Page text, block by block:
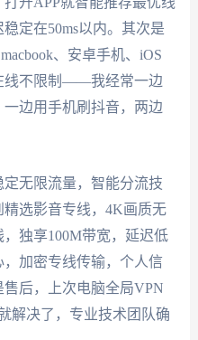
定在50ms以内。其次是
、安卓手机、iOS
线不限制——我经常一边
边用手机刷抖音，两边
无限流量，智能分流技
选影音专线，4K画质无
独享100M带宽，延迟低
加密专线传输，个人信
后，上次电脑全局VPN
解决了，专业技术团队确